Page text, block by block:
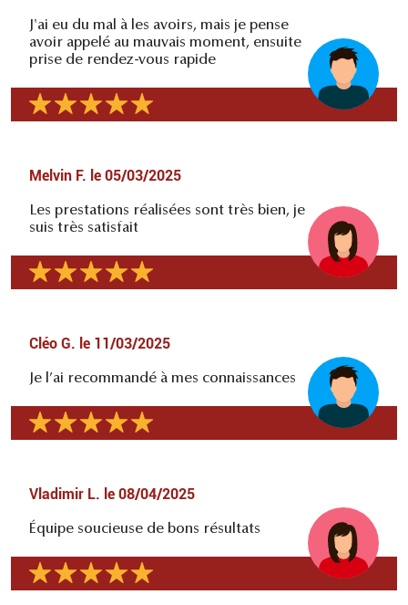
J'ai eu du mal à les avoirs, mais je pense
avoir appelé au mauvais moment, ensuite
prise de rendez-vous rapide
Melvin F. le 05/03/2025
Les prestations réalisées sont très bien, je
suis très satisfait
Cléo G. le 11/03/2025
Je l’ai recommandé à mes connaissances
Vladimir L. le 08/04/2025
Équipe soucieuse de bons résultats